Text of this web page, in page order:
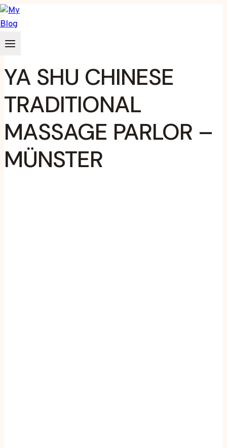
Zum
Inhalt
springen
YA SHU CHINESE
TRADITIONAL
MASSAGE PARLOR –
MÜNSTER